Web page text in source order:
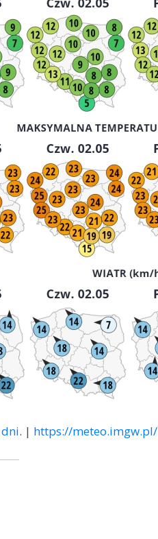
. | https://meteo.imgw.pl/